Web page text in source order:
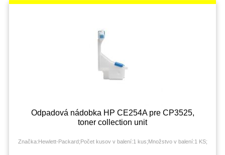
Odpadová nádobka HP CE254A pre CP3525,
toner collection unit
Značka:Hewlett-Packard;Počet kusov v balení:1 kus;Množstvo v balení:1 KS;